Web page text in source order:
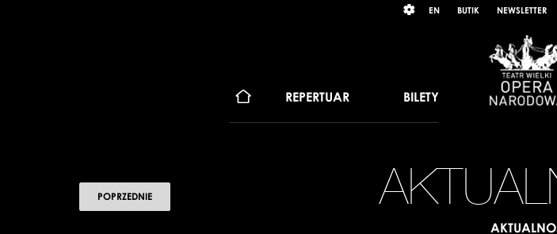
język
EN BUTIK NEWSLETTER
REPERTUAR BILETY
POPRZEDNIE